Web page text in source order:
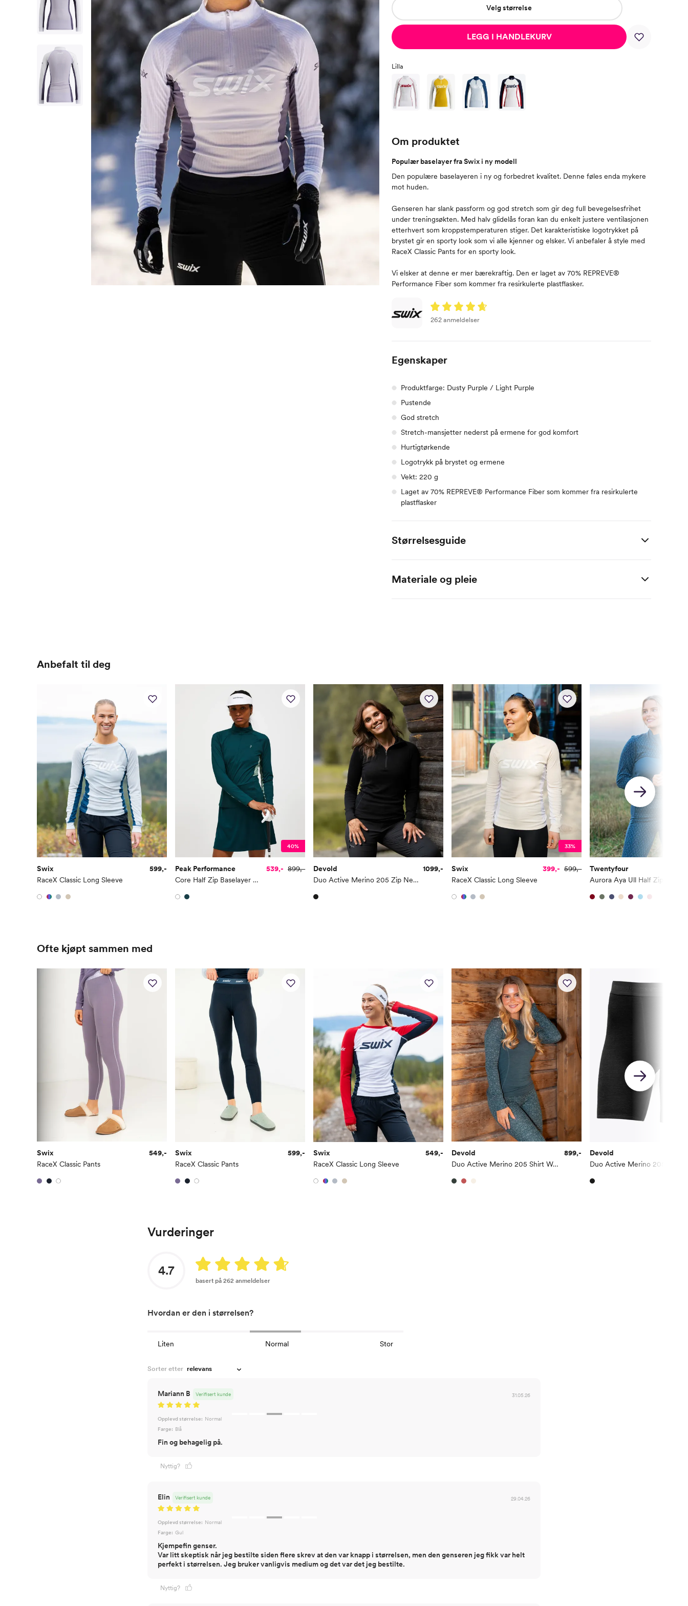
Velg størrelse
LEGG I HANDLEKURV
Lilla
Om produktet
Populær baselayer fra Swix i ny modell
Den populære baselayeren i ny og forbedret kvalitet. Denne føles enda mykere
mot huden.
Genseren har slank passform og god stretch som gir deg full bevegelsesfrihet
under treningsøkten. Med halv glidelås foran kan du enkelt justere ventilasjonen
etterhvert som kroppstemperaturen stiger. Det karakteristiske logotrykket på
brystet gir en sporty look som vi alle kjenner og elsker. Vi anbefaler å style med
RaceX Classic Pants for en sporty look.
Vi elsker at denne er mer bærekraftig. Den er laget av 70% REPREVE®
Performance Fiber som kommer fra resirkulerte plastflasker.
262 anmeldelser
Egenskaper
Produktfarge: Dusty Purple / Light Purple
Pustende
God stretch
Stretch-mansjetter nederst på ermene for god komfort
Hurtigtørkende
Logotrykk på brystet og ermene
Vekt: 220 g
Laget av 70% REPREVE® Performance Fiber som kommer fra resirkulerte
plastflasker
Størrelsesguide
Kroppslengde 160-163
Ermlengde 74 76 78 80 82
Materiale og pleie
Anbefalt til deg
Swix
RaceX Classic Long Sleeve
599,-
40%
Peak Performance
Core Half Zip Baselayer Women
539,- 899,-
Devold
Duo Active Merino 205 Zip Neck Woman
1099,-
33%
Swix
RaceX Classic Long Sleeve
399,- 599,-
Twentyfour
Aurora Aya Ull Half Zip
Ofte kjøpt sammen med
Swix
RaceX Classic Pants
549,-
Swix
RaceX Classic Pants
599,-
Swix
RaceX Classic Long Sleeve
549,-
Devold
Duo Active Merino 205 Shirt Woman
899,- Devold
Vurderinger
4.7
basert på 262 anmeldelser
Hvordan er den i størrelsen?
Liten Normal Stor
Sorter etter
Mariann B 31.05.26
Verifisert kunde
Opplevd størrelse: Normal
Farge: Blå
Fin og behagelig på.
Nyttig?
Elin 29.04.26
Verifisert kunde
Opplevd størrelse: Normal
Farge: Gul
Kjempefin genser.
Var litt skeptisk når jeg bestilte siden flere skrev at den var knapp i størrelsen, men den genseren jeg fikk var helt
Nyttig?